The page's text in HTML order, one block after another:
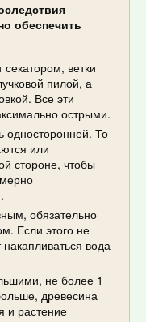
обеспечить
ветки
пилой, а
Все эти
острыми.
односторонней. То
или
стороне, чтобы
обязательно
Если этого не
вода
не более 1
древесина
и растение